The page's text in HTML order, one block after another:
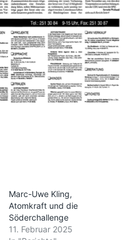
Marc-Uwe Kling,
Atomkraft und die
Söderchallenge
11. Februar 2025